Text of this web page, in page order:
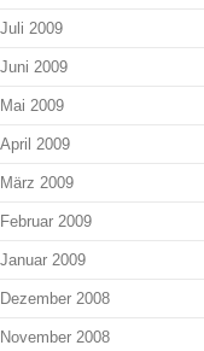
Juli 2009
Juni 2009
Mai 2009
April 2009
März 2009
Februar 2009
Januar 2009
Dezember 2008
November 2008